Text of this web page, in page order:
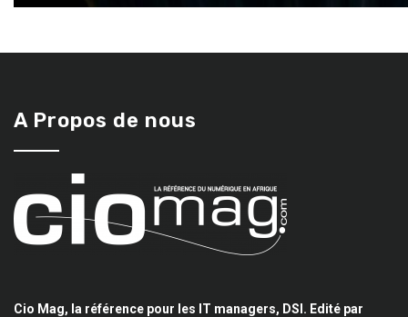
A Propos de nous
Cio Mag, la référence pour les IT managers, DSI. Edité par